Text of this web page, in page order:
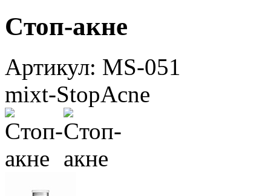
Cтоп-акне
Артикул: MS-051
mixt-StopAcne